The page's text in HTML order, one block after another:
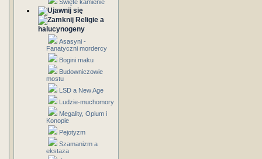
Święte kamienie
Religie a
halucynogeny
Asasyni -
Fanatyczni mordercy
Bogini maku
Budowniczowie
mostu
LSD a New Age
Ludzie-muchomory
Megality, Opium i
Konopie
Pejotyzm
Szamanizm a
ekstaza